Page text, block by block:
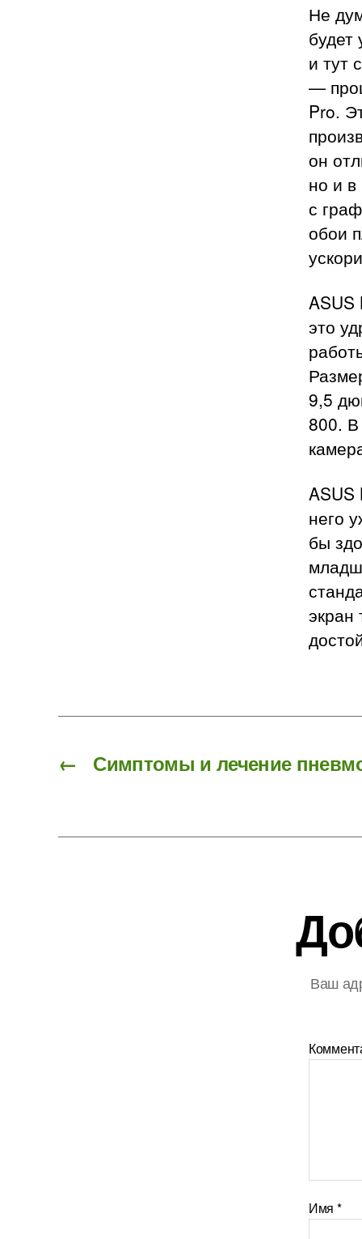
Не
и тут
—
Pro.
он
но и в
с
обои
это
9,5
800.
ASUS
него
бы
экран
← Симптомы и лечение
Ваш
Имя *